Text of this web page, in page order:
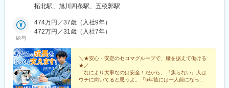
海道旭川市東光2条4-2-25◎JR宗谷本線「旭川四条駅」より車で7
「五稜郭駅」より車で5分★マイカー通勤OK！駐車場完備★受動
喫煙対策：オフィス内禁煙
拓北駅、旭川四条駅、五稜郭駅
給与
474万円／37歳（入社9年）
472万円／31歳（入社7年）
＼★安心・安定のセコマグループで、腰を据えて働ける
★／
「なにより大事なのは安全！だから、『焦らない』人は
ウチに向いてると思うよ。『5年後には一人前になって